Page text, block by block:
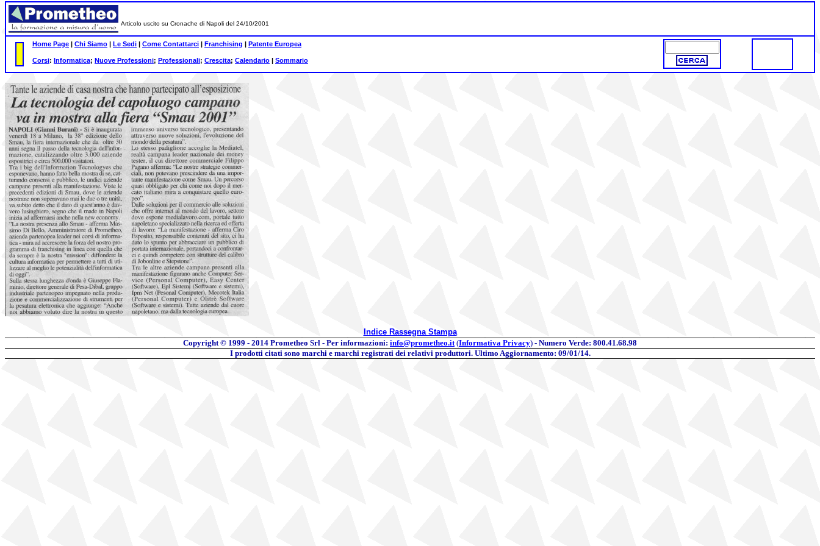
Articolo uscito su Cronache di Napoli del 24/10/2001
Home Page | Chi Siamo | Le Sedi | Come Contattarci | Franchising | Patente Europea
Corsi: Informatica; Nuove Professioni; Professionali; Crescita; Calendario | Sommario
Indice Rassegna Stampa
Copyright © 1999 - 2014 Prometheo Srl - Per informazioni: info@prometheo.it (Informativa Privacy) - Numero Verde: 800.41.68.98
I prodotti citati sono marchi e marchi registrati dei relativi produttori. Ultimo Aggiornamento: 09/01/14.